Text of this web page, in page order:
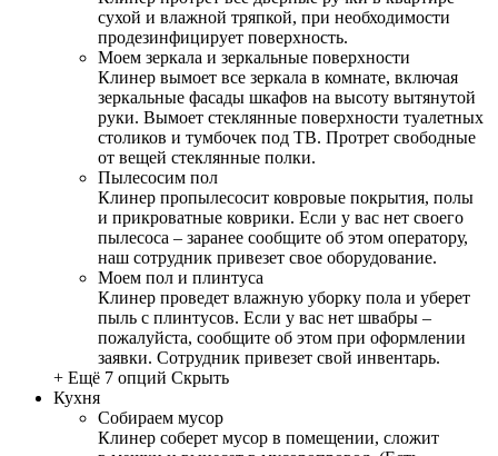
сухой и влажной тряпкой, при необходимости
продезинфицирует поверхность.
Моем зеркала и зеркальные поверхности
Клинер вымоет все зеркала в комнате, включая
зеркальные фасады шкафов на высоту вытянутой
руки. Вымоет стеклянные поверхности туалетных
столиков и тумбочек под ТВ. Протрет свободные
от вещей стеклянные полки.
Пылесосим пол
Клинер пропылесосит ковровые покрытия, полы
и прикроватные коврики. Если у вас нет своего
пылесоса – заранее сообщите об этом оператору,
наш сотрудник привезет свое оборудование.
Моем пол и плинтуса
Клинер проведет влажную уборку пола и уберет
пыль с плинтусов. Если у вас нет швабры –
пожалуйста, сообщите об этом при оформлении
заявки. Сотрудник привезет свой инвентарь.
+ Ещё 7 опций Скрыть
Кухня
Собираем мусор
Клинер соберет мусор в помещении, сложит